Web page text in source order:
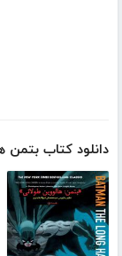
دانلود کتاب بتمن